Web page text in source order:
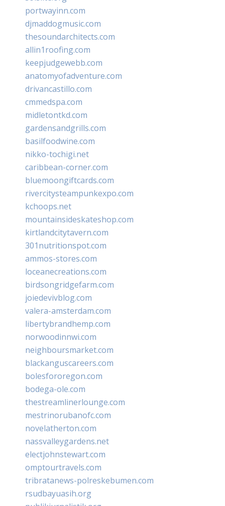
portwayinn.com
djmaddogmusic.com
thesoundarchitects.com
allin1roofing.com
keepjudgewebb.com
anatomyofadventure.com
drivancastillo.com
cmmedspa.com
midletontkd.com
gardensandgrills.com
basilfoodwine.com
nikko-tochigi.net
caribbean-corner.com
bluemoongiftcards.com
rivercitysteampunkexpo.com
kchoops.net
mountainsideskateshop.com
kirtlandcitytavern.com
301nutritionspot.com
ammos-stores.com
loceanecreations.com
birdsongridgefarm.com
joiedevivblog.com
valera-amsterdam.com
libertybrandhemp.com
norwoodinnwi.com
neighboursmarket.com
blackanguscareers.com
bolesfororegon.com
bodega-ole.com
thestreamlinerlounge.com
mestrinorubanofc.com
novelatherton.com
nassvalleygardens.net
electjohnstewart.com
omptourtravels.com
tribratanews-polreskebumen.com
rsudbayuasih.org